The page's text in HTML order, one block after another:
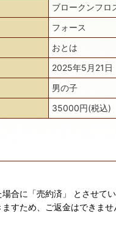
ブロークンフロ
フォース
おとは
2025年5月21日
男の子
35000円(税込)
合に「売約済」 とさせてい
すため、ご返金はできませ